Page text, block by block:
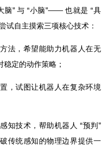
脑” 与 “小脑”—— 也就是 “具
试自主摸索三项核心技术：
法，希望能助力机器人在无
定的动作策略；
，试图让机器人在复杂环境
知技术，帮助机器人 “预判”
传统感知的物理边界提供一